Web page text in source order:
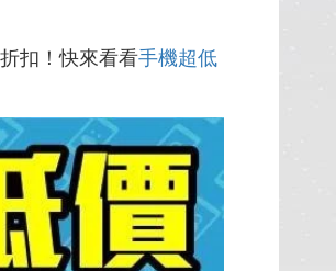
扣！快來看看手機超低